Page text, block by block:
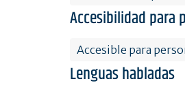
Accesibilidad para
Accesible para
Lenguas habladas